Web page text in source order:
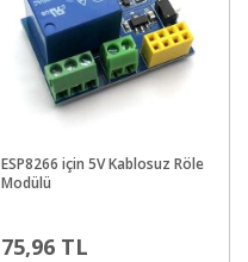
ESP8266 için 5V Kablosuz Röle
Modülü
75,96 TL